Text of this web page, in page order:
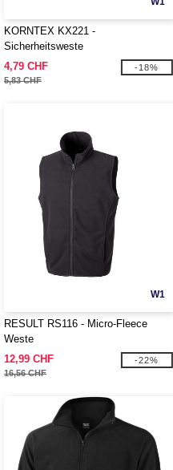
KORNTEX KX221 -
Sicherheitsweste
4,79 CHF
5,83 CHF
-18%
W1
RESULT RS116 - Micro-Fleece
Weste
12,99 CHF
16,56 CHF
-22%